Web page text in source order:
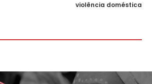
violência doméstica